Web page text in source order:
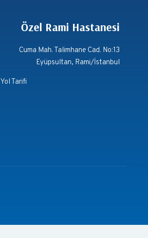
Özel Rami Hastanesi
Cuma Mah. Talimhane Cad. No:13
Eyüpsultan, Rami/İstanbul
Yol Tarifi